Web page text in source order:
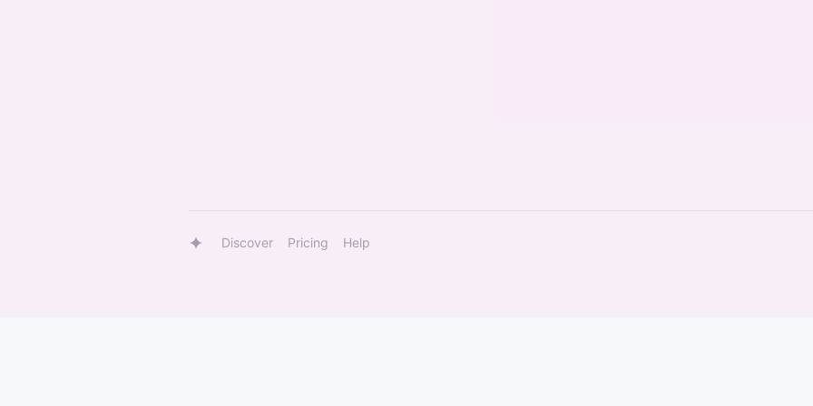
Discover Pricing Help